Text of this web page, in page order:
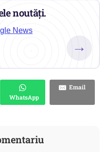
noutăți.
News
→
WhatsApp
Email